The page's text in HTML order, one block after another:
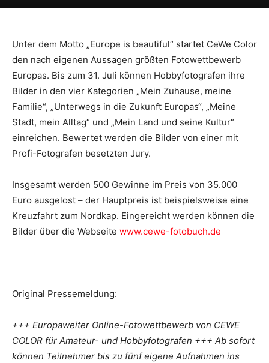
Unter dem Motto „Europe is beautiful“ startet CeWe Color
den nach eigenen Aussagen größten Fotowettbewerb
Europas. Bis zum 31. Juli können Hobbyfotografen ihre
Bilder in den vier Kategorien „Mein Zuhause, meine
Familie“, „Unterwegs in die Zukunft Europas“, „Meine
Stadt, mein Alltag“ und „Mein Land und seine Kultur“
einreichen. Bewertet werden die Bilder von einer mit
Profi-Fotografen besetzten Jury.
Insgesamt werden 500 Gewinne im Preis von 35.000
Euro ausgelost – der Hauptpreis ist beispielsweise eine
Kreuzfahrt zum Nordkap. Eingereicht werden können die
Bilder über die Webseite www.cewe-fotobuch.de
Original Pressemeldung:
+++ Europaweiter Online-Fotowettbewerb von CEWE
COLOR für Amateur- und Hobbyfotografen +++ Ab sofort
können Teilnehmer bis zu fünf eigene Aufnahmen ins